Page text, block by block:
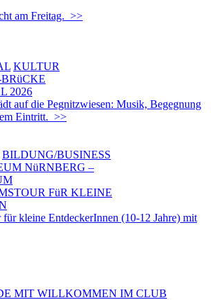
am Freitag. >>
KULTUR
2026
auf die Pegnitzwiesen: Musik, Begegnung
Eintritt. >>
BILDUNG/BUSINESS
NüRNBERG –
FüR KLEINE
kleine EntdeckerInnen (10-12 Jahre) mit
MIT WILLKOMMEN IM CLUB